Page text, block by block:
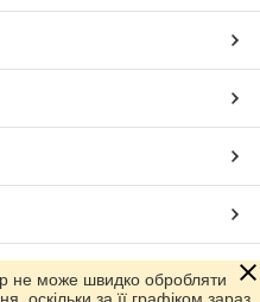
не може швидко обробляти